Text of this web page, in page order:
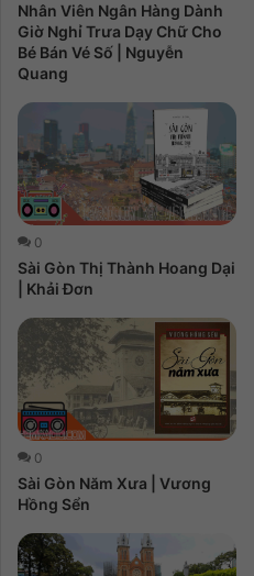
Nhân Viên Ngân Hàng Dành
Giờ Nghỉ Trưa Dạy Chữ Cho
Bé Bán Vé Số | Nguyễn
Quang
0
Sài Gòn Thị Thành Hoang Dại
| Khải Đơn
0
Sài Gòn Năm Xưa | Vương
Hồng Sển